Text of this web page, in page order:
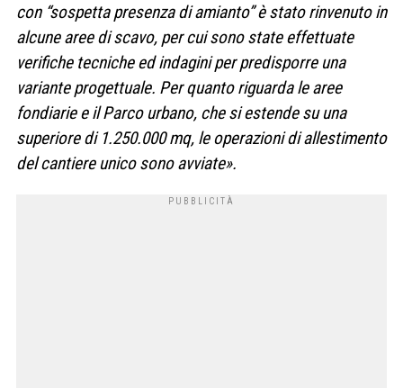
con “sospetta presenza di amianto” è stato rinvenuto in
alcune aree di scavo, per cui sono state effettuate
verifiche tecniche ed indagini per predisporre una
variante progettuale. Per quanto riguarda le aree
fondiarie e il Parco urbano, che si estende su una
superiore di 1.250.000 mq, le operazioni di allestimento
del cantiere unico sono avviate».